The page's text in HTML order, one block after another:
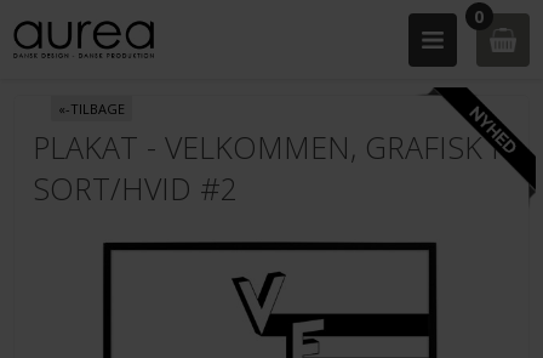
0
«-TILBAGE
PLAKAT - VELKOMMEN, GRAFISK I
SORT/HVID #2